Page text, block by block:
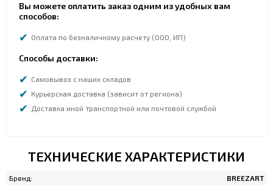
Вы можете оплатить заказ одним из удобных вам
способов:
Оплата по безналичному расчету (ООО, ИП)
Способы доставки:
Самовывоз с наших складов
Курьерская доставка (зависит от региона)
Доставка иной транспортной или почтовой службой
ТЕХНИЧЕСКИЕ ХАРАКТЕРИСТИКИ
Бренд:
BREEZART